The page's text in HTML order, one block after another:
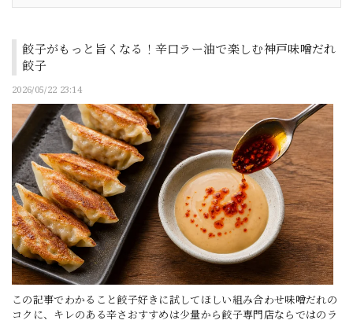
餃子がもっと旨くなる！辛口ラー油で楽しむ神戸味噌だれ
餃子
2026/05/22 23:14
この記事でわかること餃子好きに試してほしい組み合わせ味噌だれの
コクに、キレのある辛さおすすめは少量から餃子専門店ならではのラ